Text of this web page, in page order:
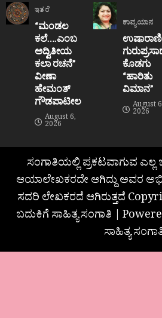
ಇತರೆ
“ಮಂಡಲ
ಕಲೆ….ಎಂಬ
ಅದ್ವಿತೀಯ
ಕಲಾ ರಚನೆ”‌
ವೀಣಾ
ಹೇಮಂತ್‌
ಗೌಡಪಾಟೀಲ
August 6,
2026
ಕಾವ್ಯಯಾನ
ಉಷಾರಾಣಿ
ಕೊಡಗು
“ಹಾರಿತು
ವಿಮಾನ”
August
2026
ಸಂಗಾತಿಯಲ್ಲಿ ಪ್ರಕಟವಾಗುವ ಎಲ್ಲ
ಆಯಾಲೇಖಕರದೇ ಆಗಿದ್ದು ಅವರ
ಸದರಿ ಲೇಖಕರದೆ ಆಗಿರುತ್ತದೆ
ಬದುಕಿಗೆ ಸಾಹಿತ್ಯ ಸಂಗಾತಿ |
ಸಾಹಿತ್ಯ